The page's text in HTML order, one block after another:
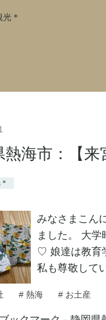
光＊
熱海市：【
みなさまこん
ました。 大
♡ 娘達は教育
私も尊敬して
# 熱海 # お土産